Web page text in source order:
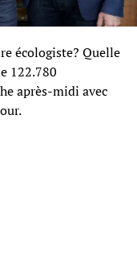
écologiste? Quelle
122.780
après-midi avec